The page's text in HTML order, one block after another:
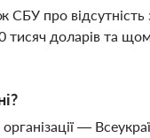
про відсутність
доларів та
—